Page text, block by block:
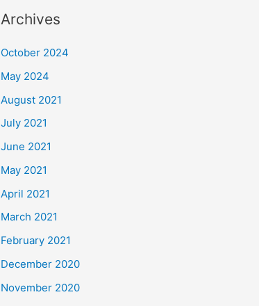
Archives
October 2024
May 2024
August 2021
July 2021
June 2021
May 2021
April 2021
March 2021
February 2021
December 2020
November 2020